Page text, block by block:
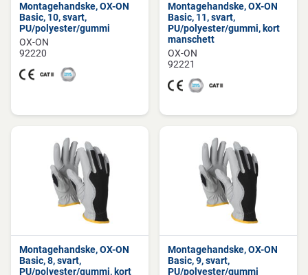
Montagehandske, OX-ON
Basic, 10, svart,
PU/polyester/gummi
OX-ON
92220
Montagehandske, OX-ON
Basic, 11, svart,
PU/polyester/gummi, kort
manschett
OX-ON
92221
Montagehandske, OX-ON
Basic, 8, svart,
PU/polyester/gummi, kort
Montagehandske, OX-ON
Basic, 9, svart,
PU/polyester/gummi